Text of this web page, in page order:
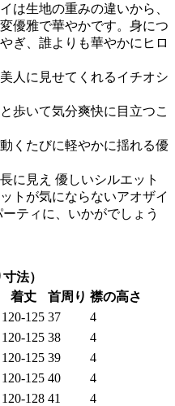
は生地の重みの違いから、
優雅で華やかです。身につ
ぎ、誰よりも華やかにヒロ
人に見せてくれるイチオシ
歩いて気分爽快に目立つこ
くたびに軽やかに揺れる優
に見え 優しいシルエット
トが気にならないアオザイ
ティに、いかがでしょう
法）
着丈 首周り 襟の高さ
120-125 37
4
120-125 38
4
120-125 39
4
120-125 40
4
120-128 41
4